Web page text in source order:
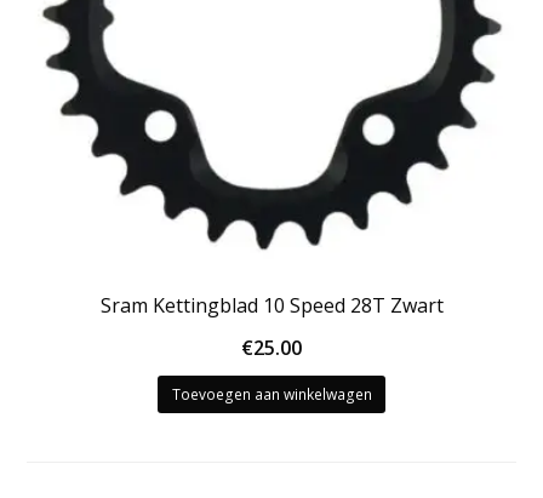
Sram Kettingblad 10 Speed 28T Zwart
€25.00
Toevoegen aan winkelwagen